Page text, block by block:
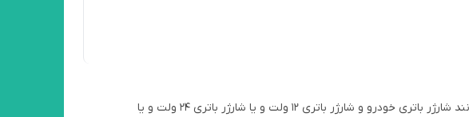
شارژر باتری : شارژر باتری میتواند در انواع مختلف باشد .مانند شارژر باتری خودرو و شارژر باتری 12 ولت و یا شارژر باتری 24 ولت و یا